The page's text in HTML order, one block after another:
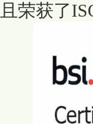
且荣获了